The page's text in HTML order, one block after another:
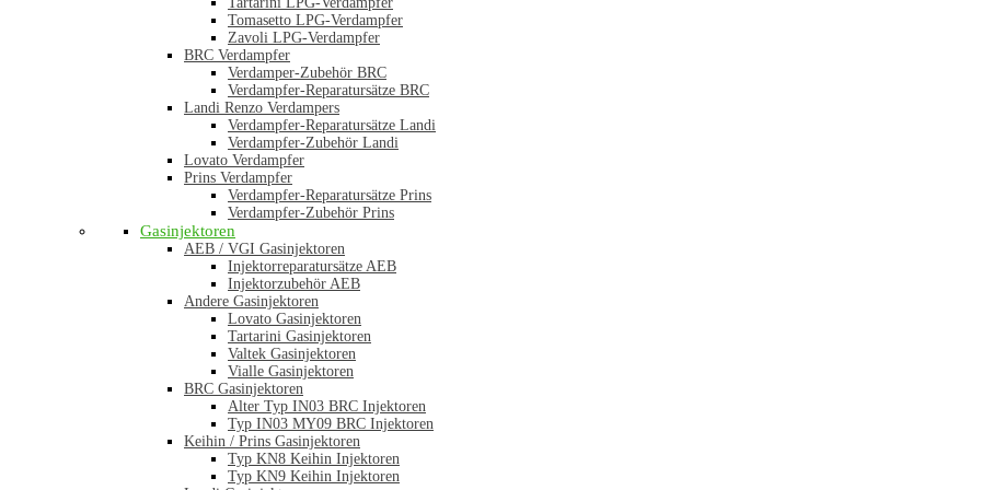
Tomasetto LPG-Verdampfer
Zavoli LPG-Verdampfer
BRC Verdampfer
Verdamper-Zubehör BRC
Verdampfer-Reparatursätze BRC
Landi Renzo Verdampers
Verdampfer-Reparatursätze Landi
Verdampfer-Zubehör Landi
Lovato Verdampfer
Prins Verdampfer
Verdampfer-Reparatursätze Prins
Verdampfer-Zubehör Prins
Gasinjektoren
AEB / VGI Gasinjektoren
Injektorreparatursätze AEB
Injektorzubehör AEB
Andere Gasinjektoren
Lovato Gasinjektoren
Tartarini Gasinjektoren
Valtek Gasinjektoren
Vialle Gasinjektoren
BRC Gasinjektoren
Alter Typ IN03 BRC Injektoren
Typ IN03 MY09 BRC Injektoren
Keihin / Prins Gasinjektoren
Typ KN8 Keihin Injektoren
Typ KN9 Keihin Injektoren